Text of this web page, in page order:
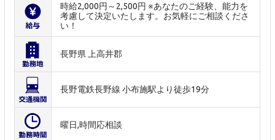
時給2,000円～2,500円 ※あなたのご経験、能力を
考慮して決定いたします。お気軽にご相談くださ
い！
長野県 上高井郡
長野電鉄長野線 小布施駅より徒歩19分
曜日,時間応相談